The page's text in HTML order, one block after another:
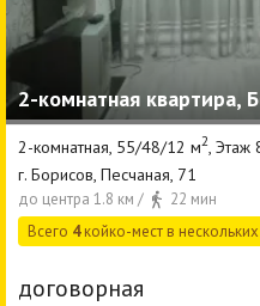
2-комнатная квартира,
2-комнатная, 55/48/12 м2 ,
г. Борисов, Песчаная, 71
до центра 1.8 км /
22 мин
Всего 4койко-мест в
договорная